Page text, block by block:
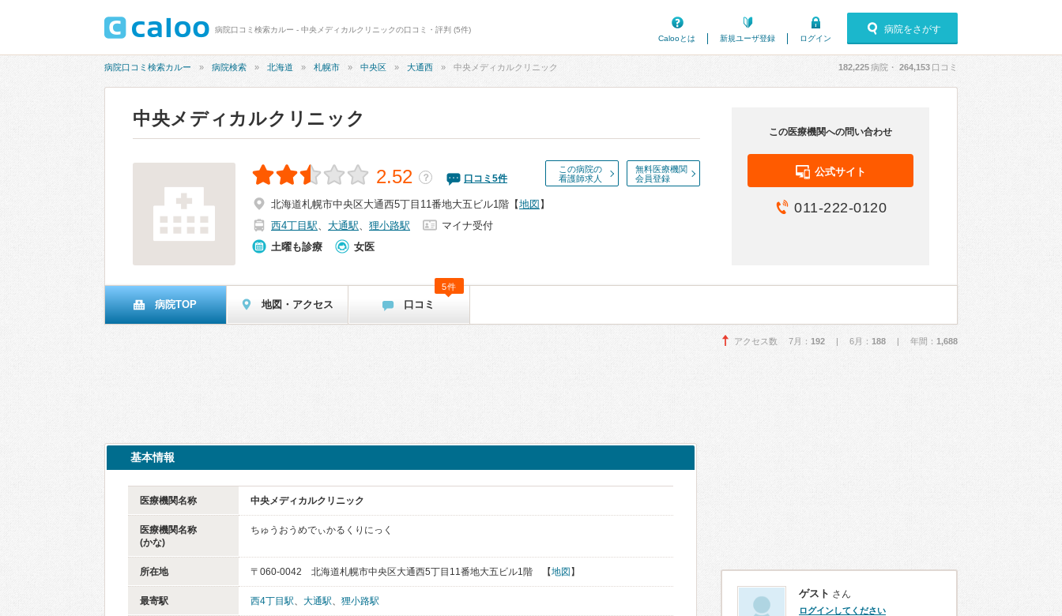
病院口コミ検索カルー - 中央メディカルクリニックの口コミ・評判 (5件)
Calooとは
新規ユーザ登録 ログイン
病院をさがす
病院口コミ検索カルー 病院検索 北海道 札幌市 中央区 大通西 中央メディカルクリニック 182,225病院・ 264,153 口コミ
中央メディカルクリニック
この病院の
看護師求人
無料医療機関
会員登録
2.52 ？ 口コミ 5件
北海道札幌市中央区大通西5丁目11番地大五ビル1階 【地図 】
西4丁目駅、 大通駅、 狸小路駅
マイナ受付
土曜も診療
女医
この医療機関への問い合わせ
公式サイト
011-222-0120
病院TOP 地図・アクセス 口コミ
5件
アクセス数 7月： 192 | 6月： 188 | 年間： 1,688
基本情報
医療機関名称 中央メディカルクリニック
医療機関名称
(かな)
ちゅうおうめでぃかるくりにっく
所在地 〒060-0042 北海道札幌市中央区大通西5丁目11番地大五ビル1階 【地図 】
最寄駅 西4丁目駅、 大通駅、 狸小路駅
ゲスト さん
ログインしてください